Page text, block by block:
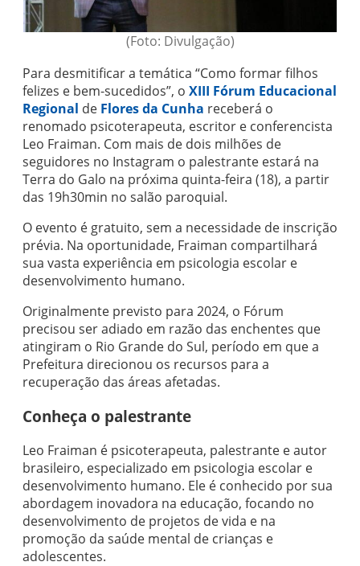
(Foto: Divulgação)
Para desmitificar a temática “Como formar filhos
felizes e bem-sucedidos”, o XIII Fórum Educacional
Regional de Flores da Cunha receberá o
renomado psicoterapeuta, escritor e conferencista
Leo Fraiman. Com mais de dois milhões de
seguidores no Instagram o palestrante estará na
Terra do Galo na próxima quinta-feira (18), a partir
das 19h30min no salão paroquial.
O evento é gratuito, sem a necessidade de inscrição
prévia. Na oportunidade, Fraiman compartilhará
sua vasta experiência em psicologia escolar e
desenvolvimento humano.
Originalmente previsto para 2024, o Fórum
precisou ser adiado em razão das enchentes que
atingiram o Rio Grande do Sul, período em que a
Prefeitura direcionou os recursos para a
recuperação das áreas afetadas.
Conheça o palestrante
Leo Fraiman é psicoterapeuta, palestrante e autor
brasileiro, especializado em psicologia escolar e
desenvolvimento humano. Ele é conhecido por sua
abordagem inovadora na educação, focando no
desenvolvimento de projetos de vida e na
promoção da saúde mental de crianças e
adolescentes.